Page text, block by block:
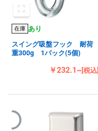
在庫 あり
スイング吸盤フック 耐荷
重300g 1パック(5個)
￥232.1~[税込]